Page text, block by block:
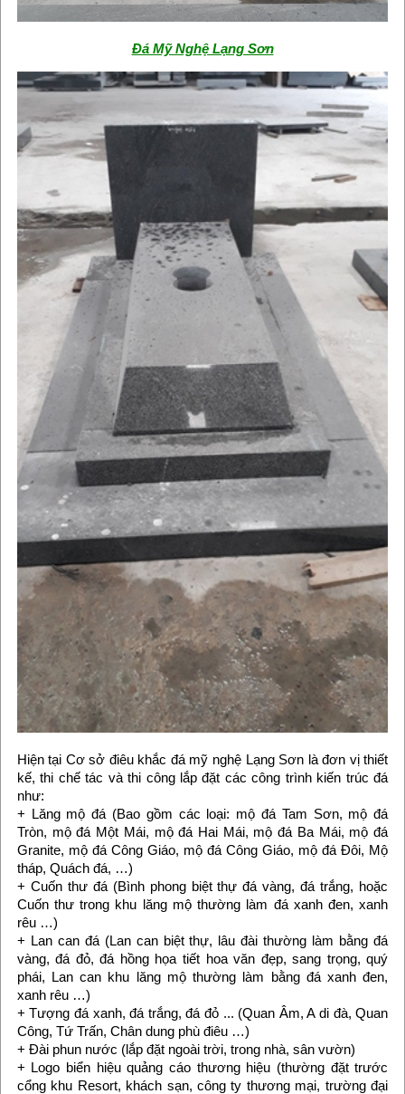
Đá Mỹ Nghệ Lạng Sơn
Hiện tại Cơ sở điêu khắc đá mỹ nghệ Lạng Sơn là đơn vị thiết
kế, thi chế tác và thi công lắp đặt các công trình kiến trúc đá
như:
+ Lăng mộ đá (Bao gồm các loại: mộ đá Tam Sơn, mộ đá
Tròn, mộ đá Một Mái, mộ đá Hai Mái, mộ đá Ba Mái, mộ đá
Granite, mộ đá Công Giáo, mộ đá Công Giáo, mộ đá Đôi, Mộ
tháp, Quách đá, …)
+ Cuốn thư đá (Bình phong biệt thự đá vàng, đá trắng, hoặc
Cuốn thư trong khu lăng mộ thường làm đá xanh đen, xanh
rêu …)
+ Lan can đá (Lan can biệt thự, lâu đài thường làm bằng đá
vàng, đá đỏ, đá hồng họa tiết hoa văn đẹp, sang trọng, quý
phái, Lan can khu lăng mộ thường làm bằng đá xanh đen,
xanh rêu …)
+ Tượng đá xanh, đá trắng, đá đỏ ... (Quan Âm, A di đà, Quan
Công, Tứ Trấn, Chân dung phù điêu …)
+ Đài phun nước (lắp đặt ngoài trời, trong nhà, sân vườn)
+ Logo biển hiệu quảng cáo thương hiệu (thường đặt trước
cổng khu Resort, khách sạn, công ty thương mại, trường đại